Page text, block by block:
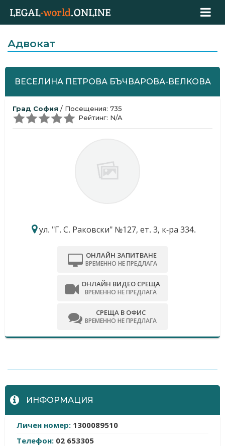
Адвокат
ВЕСЕЛИНА ПЕТРОВА БЪЧВАРОВА-ВЕЛКОВА
Град София / Посещения: 735
Рейтинг: N/A
ул. "Г. С. Раковски" №127, ет. 3, к-ра 334.
ОНЛАЙН ЗАПИТВАНЕ
ВРЕМЕННО НЕ ПРЕДЛАГА
ОНЛАЙН ВИДЕО СРЕЩА
ВРЕМЕННО НЕ ПРЕДЛАГА
СРЕЩА В ОФИС
ВРЕМЕННО НЕ ПРЕДЛАГА
ИНФОРМАЦИЯ
Личен номер: 1300089510
Телефон: 02 653305